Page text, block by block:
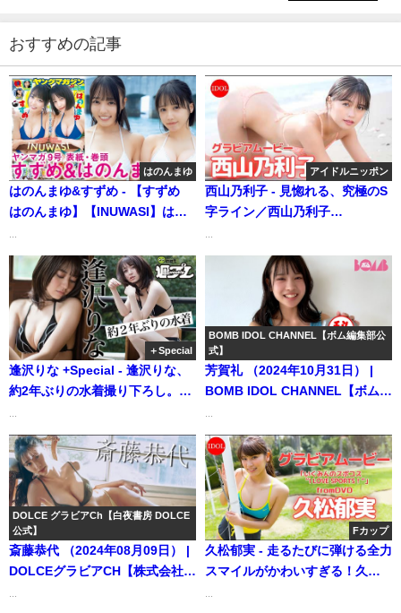
おすすめの記事
はのんまゆ
はのんまゆ&すずめ - 【すずめ
はのんまゆ】【INUWASI】はの
談社ヤンマガchさんより
アイドルニッポン
西山乃利子 - 見惚れる、究極のS
字ライン／西山乃利子
チャンネルさんより
＋Special
逢沢りな +Special - 逢沢りな、
約2年ぶりの水着撮り下ろし。
Channel【集英社 週刊プレイボ
ーイ公式】さんより
BOMB IDOL CHANNEL【ボム編集部公
式】
芳賀礼 （2024年10月31日） |
BOMB IDOL CHANNEL【ボム編
DOLCE グラビアCh【白夜書房 DOLCE
公式】
斎藤恭代 （2024年08月09日） |
DOLCEグラビアCH【株式会社白
Fカップ
久松郁実 - 走るたびに弾ける全力
スマイルがかわいすぎる！久松